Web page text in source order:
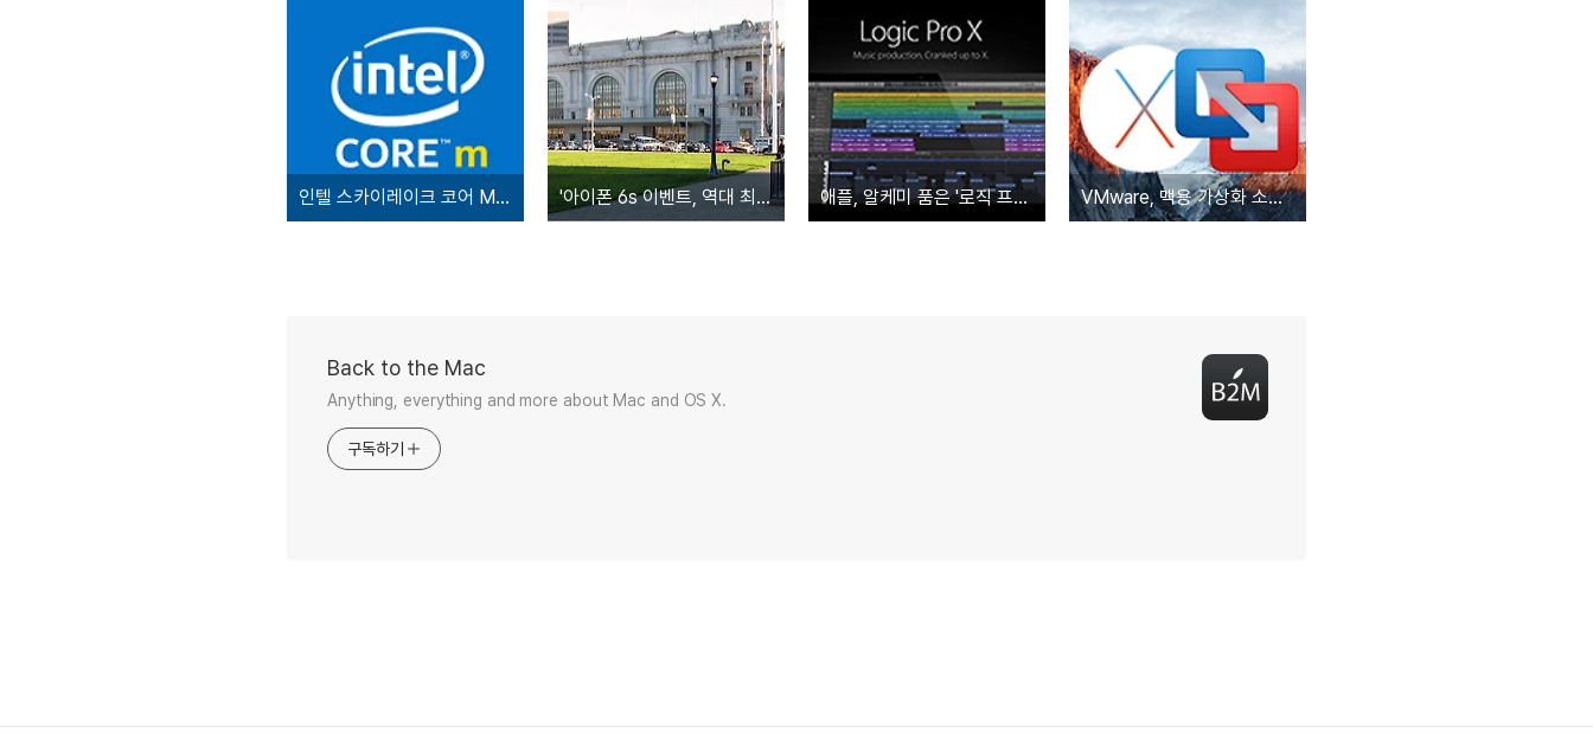
인텔 스카이레이크 코어 M 정보 공개 '아이폰 6s 이벤트, 역대 최대 규모로 열릴 것'... 수용 인원만 7천 명, 윈도 10에서도 실시간 시청 가능 애플, 알케미 품은 '로직 프로 X' 새 버전 공개 VMware, 맥용 가상화 소프트웨어 최신 버전 'VMware Fusion 8' 출시
Back to the Mac
Anything, everything and more about Mac and OS X.
구독하기